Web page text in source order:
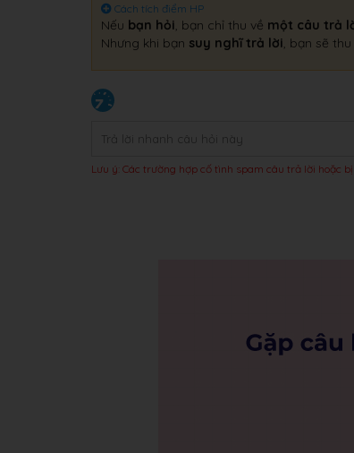
Cách tích điểm HP
Nếu bạn hỏi, bạn chỉ thu về một câu trả
Nhưng khi bạn suy nghĩ trả lời, bạn sẽ thu
Lưu ý: Các trường hợp cố tình spam câu trả lời hoặc